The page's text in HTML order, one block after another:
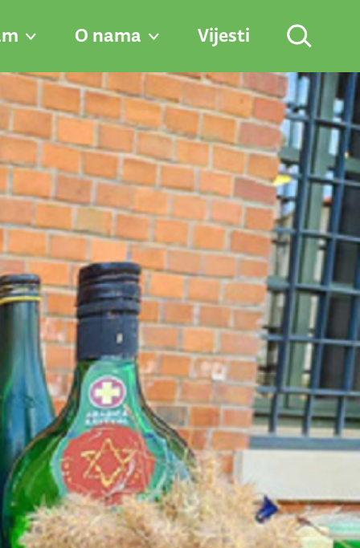
O nama Vijesti